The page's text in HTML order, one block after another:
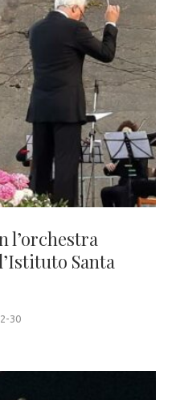
l’orchestra
Santa
30